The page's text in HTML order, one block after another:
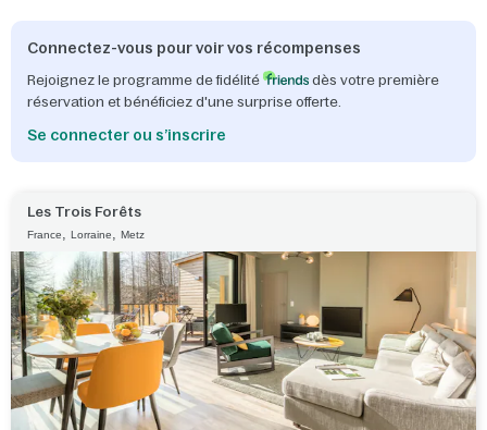
Connectez-vous pour voir vos récompenses
Rejoignez le programme de fidélité
dès votre première
réservation et bénéficiez d'une surprise offerte.
Se connecter ou s’inscrire
Les Trois Forêts
France Lorraine Metz